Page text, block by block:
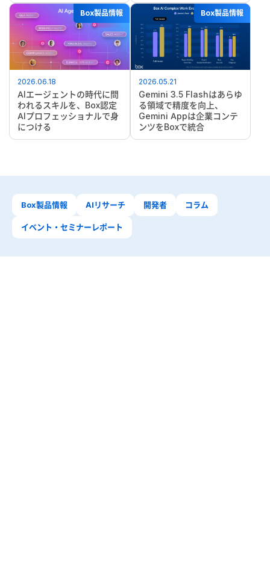
Box製品情報
2026.06.18
AIエージェントの時代に問
われるスキルを、Box認定
AIプロフェッショナルで身
につける
Box製品情報
2026.05.21
Gemini 3.5 Flashはあらゆ
る領域で精度を向上、
Gemini Appは企業コンテ
ンツをBoxで統合
Box製品情報 AIリサーチ 開発者 コラム
イベント・セミナーレポート